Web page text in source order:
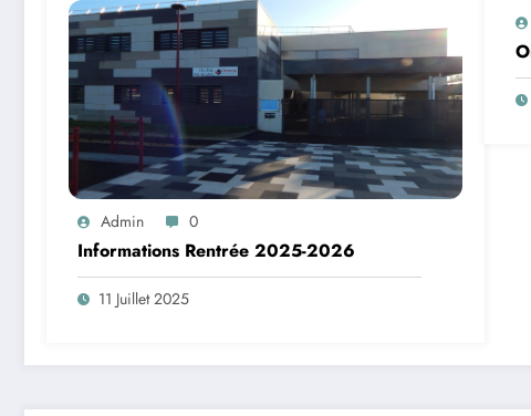
Admin 0
Informations Rentrée 2025-2026
11 Juillet 2025